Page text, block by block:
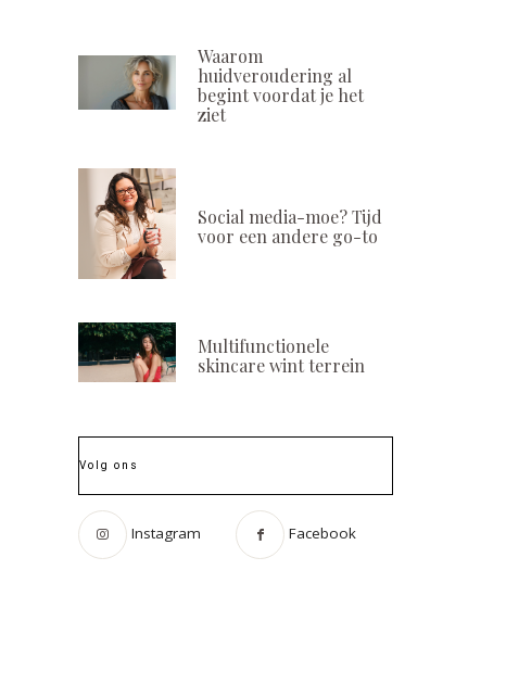
Waarom
huidveroudering al
begint voordat je het
ziet
Social media-moe? Tijd
voor een andere go-to
Multifunctionele
skincare wint terrein
Volg ons
Instagram Facebook